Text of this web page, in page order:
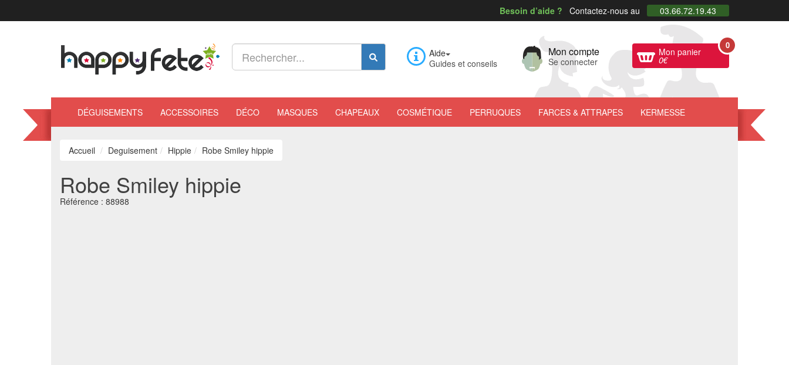
Besoin d’aide ? Contactez-nous au 03.66.72.19.43
Aide
Guides et conseils
Mon compte
Se connecter
Mon panier
0€
0
DÉGUISEMENTS ACCESSOIRES DÉCO MASQUES CHAPEAUX COSMÉTIQUE PERRUQUES FARCES & ATTRAPES KERMESSE
Accueil Deguisement Hippie Robe Smiley hippie
Robe Smiley hippie
Référence : 88988